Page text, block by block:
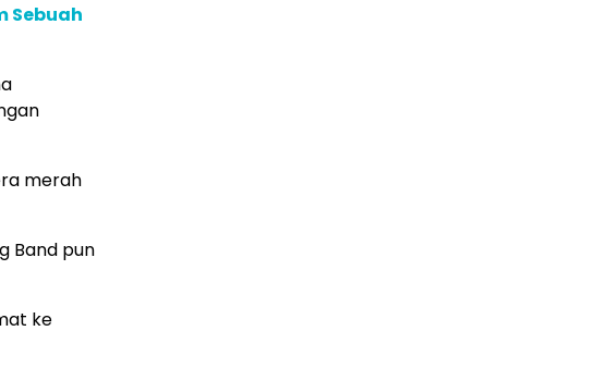
Sebuah
merah
Band pun
ke